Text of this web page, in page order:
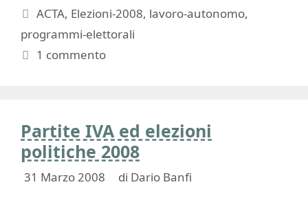
Tag
ACTA, Elezioni-2008, lavoro-autonomo,
programmi-elettorali
1 commento
Partite IVA ed elezioni
politiche 2008
31 Marzo 2008 di Dario Banfi